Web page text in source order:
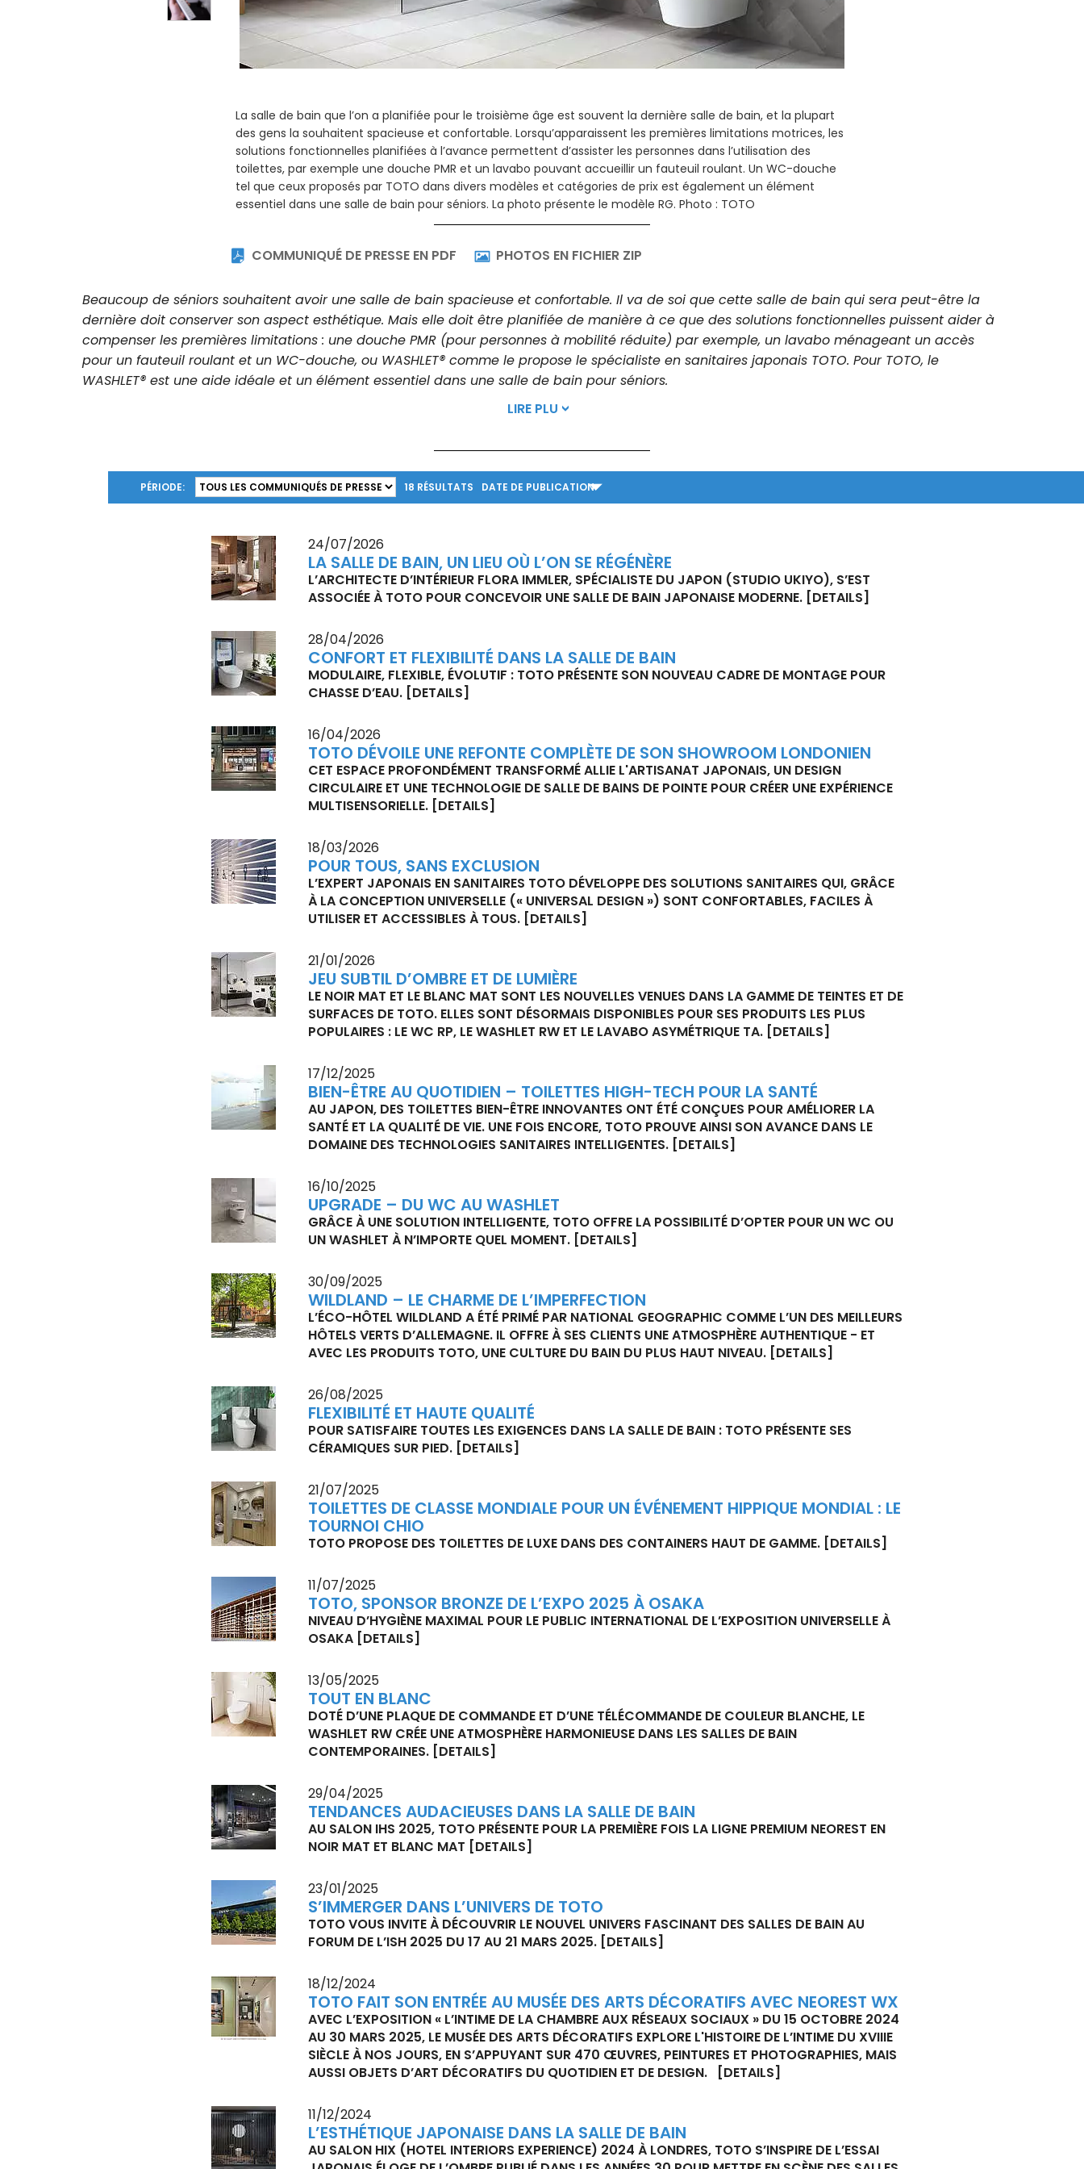
Un WC-douche facile d’accès peut faciliter la vie des séniors et des personnes à mobilité réduite. Un
WASHLET® de TOTO transforme l’utilisation des toilettes en expérience agréable qui participe au bien être.
Tous les WC-douches du spécialiste japonais sont équipés de techniques de confort qui évitent à
l’utilisateur d’effectuer certains gestes – entre autres la toilette intime à l’eau chaude. Avec son design
intemporel, l’élégant WASHLET RW de TOTO s’adapte aux salles de bain et aux styles les plus divers. Photo :
TOTO
COMMUNIQUÉ DE PRESSE EN PDF PHOTOS EN FICHIER ZIP
Beaucoup de séniors souhaitent avoir une salle de bain spacieuse et confortable. Il va de soi que cette salle de bain qui sera peut-être la
dernière doit conserver son aspect esthétique. Mais elle doit être planifiée de manière à ce que des solutions fonctionnelles puissent aider à
compenser les premières limitations : une douche PMR (pour personnes à mobilité réduite) par exemple, un lavabo ménageant un accès
pour un fauteuil roulant et un WC-douche, ou WASHLET® comme le propose le spécialiste en sanitaires japonais TOTO. Pour TOTO, le
WASHLET® est une aide idéale et un élément essentiel dans une salle de bain pour séniors.
LIRE PLU
PÉRIODE: 18 RÉSULTATS DATE DE PUBLICATION
24/07/2026
LA SALLE DE BAIN, UN LIEU OÙ L’ON SE RÉGÉNÈRE
L’ARCHITECTE D’INTÉRIEUR FLORA IMMLER, SPÉCIALISTE DU JAPON (STUDIO UKIYO), S’EST
ASSOCIÉE À TOTO POUR CONCEVOIR UNE SALLE DE BAIN JAPONAISE MODERNE. [DETAILS]
28/04/2026
CONFORT ET FLEXIBILITÉ DANS LA SALLE DE BAIN
MODULAIRE, FLEXIBLE, ÉVOLUTIF : TOTO PRÉSENTE SON NOUVEAU CADRE DE MONTAGE POUR
CHASSE D’EAU. [DETAILS]
16/04/2026
TOTO DÉVOILE UNE REFONTE COMPLÈTE DE SON SHOWROOM LONDONIEN
CET ESPACE PROFONDÉMENT TRANSFORMÉ ALLIE L'ARTISANAT JAPONAIS, UN DESIGN
CIRCULAIRE ET UNE TECHNOLOGIE DE SALLE DE BAINS DE POINTE POUR CRÉER UNE EXPÉRIENCE
MULTISENSORIELLE. [DETAILS]
18/03/2026
POUR TOUS, SANS EXCLUSION
L’EXPERT JAPONAIS EN SANITAIRES TOTO DÉVELOPPE DES SOLUTIONS SANITAIRES QUI, GRÂCE
À LA CONCEPTION UNIVERSELLE (« UNIVERSAL DESIGN ») SONT CONFORTABLES, FACILES À
UTILISER ET ACCESSIBLES À TOUS. [DETAILS]
21/01/2026
JEU SUBTIL D’OMBRE ET DE LUMIÈRE
LE NOIR MAT ET LE BLANC MAT SONT LES NOUVELLES VENUES DANS LA GAMME DE TEINTES ET DE
SURFACES DE TOTO. ELLES SONT DÉSORMAIS DISPONIBLES POUR SES PRODUITS LES PLUS
POPULAIRES : LE WC RP, LE WASHLET RW ET LE LAVABO ASYMÉTRIQUE TA. [DETAILS]
17/12/2025
BIEN-ÊTRE AU QUOTIDIEN – TOILETTES HIGH-TECH POUR LA SANTÉ
AU JAPON, DES TOILETTES BIEN-ÊTRE INNOVANTES ONT ÉTÉ CONÇUES POUR AMÉLIORER LA
SANTÉ ET LA QUALITÉ DE VIE. UNE FOIS ENCORE, TOTO PROUVE AINSI SON AVANCE DANS LE
DOMAINE DES TECHNOLOGIES SANITAIRES INTELLIGENTES. [DETAILS]
16/10/2025
UPGRADE – DU WC AU WASHLET
GRÂCE À UNE SOLUTION INTELLIGENTE, TOTO OFFRE LA POSSIBILITÉ D’OPTER POUR UN WC OU
UN WASHLET À N’IMPORTE QUEL MOMENT. [DETAILS]
30/09/2025
WILDLAND – LE CHARME DE L’IMPERFECTION
L’ÉCO-HÔTEL WILDLAND A ÉTÉ PRIMÉ PAR NATIONAL GEOGRAPHIC COMME L’UN DES MEILLEURS
HÔTELS VERTS D’ALLEMAGNE. IL OFFRE À SES CLIENTS UNE ATMOSPHÈRE AUTHENTIQUE - ET
AVEC LES PRODUITS TOTO, UNE CULTURE DU BAIN DU PLUS HAUT NIVEAU. [DETAILS]
26/08/2025
FLEXIBILITÉ ET HAUTE QUALITÉ
POUR SATISFAIRE TOUTES LES EXIGENCES DANS LA SALLE DE BAIN : TOTO PRÉSENTE SES
CÉRAMIQUES SUR PIED. [DETAILS]
21/07/2025
TOILETTES DE CLASSE MONDIALE POUR UN ÉVÉNEMENT HIPPIQUE MONDIAL : LE
TOURNOI CHIO
TOTO PROPOSE DES TOILETTES DE LUXE DANS DES CONTAINERS HAUT DE GAMME. [DETAILS]
11/07/2025
TOTO, SPONSOR BRONZE DE L’EXPO 2025 À OSAKA
NIVEAU D’HYGIÈNE MAXIMAL POUR LE PUBLIC INTERNATIONAL DE L’EXPOSITION UNIVERSELLE À
OSAKA [DETAILS]
13/05/2025
TOUT EN BLANC
DOTÉ D’UNE PLAQUE DE COMMANDE ET D’UNE TÉLÉCOMMANDE DE COULEUR BLANCHE, LE
WASHLET RW CRÉE UNE ATMOSPHÈRE HARMONIEUSE DANS LES SALLES DE BAIN
CONTEMPORAINES. [DETAILS]
29/04/2025
TENDANCES AUDACIEUSES DANS LA SALLE DE BAIN
AU SALON IHS 2025, TOTO PRÉSENTE POUR LA PREMIÈRE FOIS LA LIGNE PREMIUM NEOREST EN
NOIR MAT ET BLANC MAT [DETAILS]
23/01/2025
S’IMMERGER DANS L’UNIVERS DE TOTO
TOTO VOUS INVITE À DÉCOUVRIR LE NOUVEL UNIVERS FASCINANT DES SALLES DE BAIN AU
FORUM DE L’ISH 2025 DU 17 AU 21 MARS 2025. [DETAILS]
18/12/2024
TOTO FAIT SON ENTRÉE AU MUSÉE DES ARTS DÉCORATIFS AVEC NEOREST WX
AVEC L’EXPOSITION « L’INTIME DE LA CHAMBRE AUX RÉSEAUX SOCIAUX » DU 15 OCTOBRE 2024
AU 30 MARS 2025, LE MUSÉE DES ARTS DÉCORATIFS EXPLORE L'HISTOIRE DE L’INTIME DU XVIIIE
SIÈCLE À NOS JOURS, EN S’APPUYANT SUR 470 ŒUVRES, PEINTURES ET PHOTOGRAPHIES, MAIS
AUSSI OBJETS D’ART DÉCORATIFS DU QUOTIDIEN ET DE DESIGN.
[DETAILS]
11/12/2024
L’ESTHÉTIQUE JAPONAISE DANS LA SALLE DE BAIN
AU SALON HIX (HOTEL INTERIORS EXPERIENCE) 2024 À LONDRES, TOTO S’INSPIRE DE L’ESSAI